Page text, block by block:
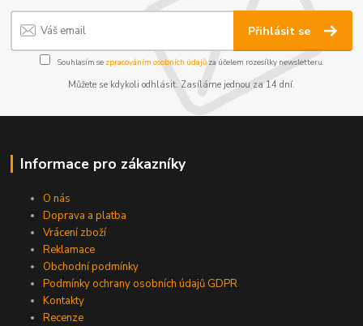
Přihlásit se
Souhlasím se zpracováním osobních údajůza účelem rozesílky newsletteru.
Můžete se kdykoli odhlásit. Zasíláme jednou za 14 dní.
Informace pro zákazníky
O nás
Doprava a platba
Vrácení zboží
Reklamace
Obchodní podmínky
Podmínky ochrany osobních údajů GDPR
Kontakty
Recenze